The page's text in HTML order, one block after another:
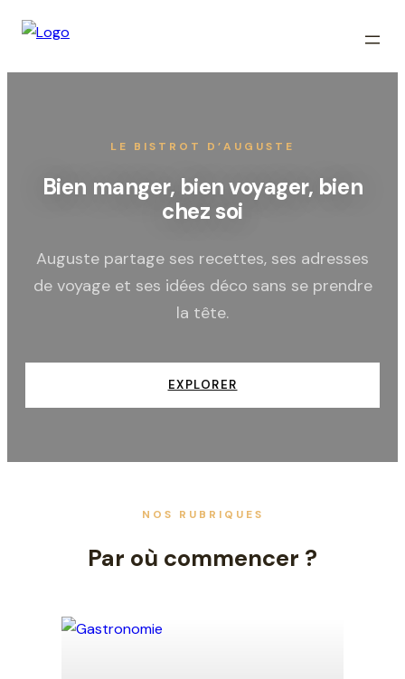
LE BISTROT D’AUGUSTE
Bien manger, bien voyager, bien
chez soi
Auguste partage ses recettes, ses adresses
de voyage et ses idées déco sans se prendre
la tête.
EXPLORER
NOS RUBRIQUES
Par où commencer ?